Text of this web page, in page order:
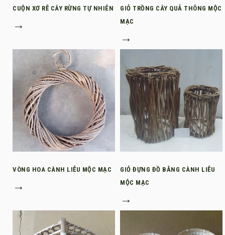
CUỘN XƠ RỄ CÂY RỪNG TỰ NHIÊN
→
GIỎ TRỒNG CÂY QUẢ THÔNG MỘC
MẠC
→
VÒNG HOA CÀNH LIỄU MỘC MẠC
→
GIỎ ĐỰNG ĐỒ BẰNG CÀNH LIỄU
MỘC MẠC
→